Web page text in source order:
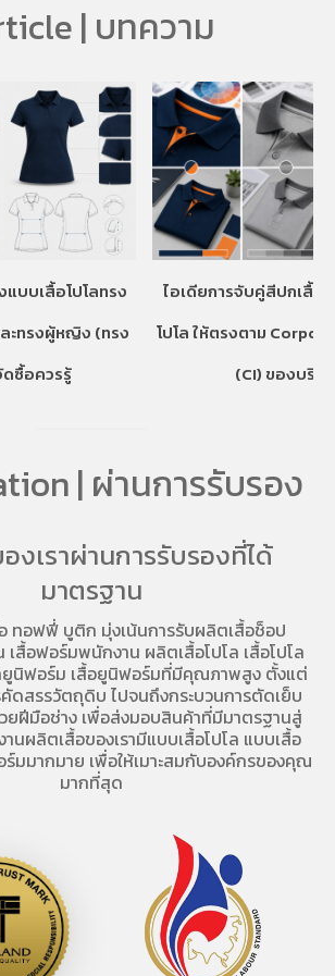
| บทความ
แบบเสื้อโปโลทรง
ะทรงผู้หญิง (ทรง
ดซื้อควรรู้
ไอเดียการจับคู่สีปกเสื้อ
โปโล ให้ตรงตาม
(CI) ของบริษัท
| ผ่านการรับรอง
งเราผ่านการรับรองที่ได้
มาตรฐาน
ทอฟฟี่ บูติก มุ่งเน้นการรับผลิตเสื้อช็อป
สื้อฟอร์มพนักงาน ผลิตเสื้อโปโล เสื้อโปโล
ยูนิฟอร์ม เสื้อยูนิฟอร์มที่มีคุณภาพสูง ตั้งแต่
ดสรรวัตถุดิบ ไปจนถึงกระบวนการตัดเย็บ
ยฝีมือช่าง เพื่อส่งมอบสินค้าที่มีมาตรฐานสู่
านผลิตเสื้อของเรามีแบบเสื้อโปโล แบบเสื้อ
มมากมาย เพื่อให้เมาะสมกับองค์กรของคุณ
มากที่สุด